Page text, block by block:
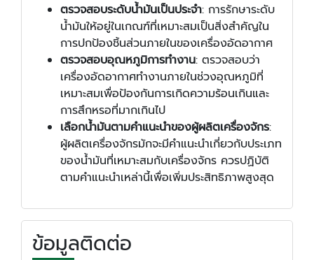
ตรวจสอบระดับน้ำมันเป็นประจำ: การรักษาระดับ
น้ำมันให้อยู่ในเกณฑ์ที่เหมาะสมเป็นสิ่งสำคัญใน
การปกป้องชิ้นส่วนภายในของเครื่องอัดอากาศ
ตรวจสอบอุณหภูมิการทำงาน: ตรวจสอบว่า
เครื่องอัดอากาศทำงานภายในช่วงอุณหภูมิที่
เหมาะสมเพื่อป้องกันการเกิดความร้อนเกินและ
การสึกหรอที่มากเกินไป
เลือกน้ำมันตามคำแนะนำของผู้ผลิตเครื่องจักร:
ผู้ผลิตเครื่องจักรมักจะมีคำแนะนำเกี่ยวกับประเภท
ของน้ำมันที่เหมาะสมกับเครื่องจักร ควรปฏิบัติ
ตามคำแนะนำเหล่านี้เพื่อเพิ่มประสิทธิภาพสูงสุด
ข้อมูลติดต่อ